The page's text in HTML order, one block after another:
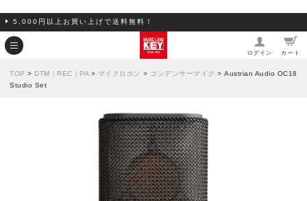
5,000円以上お買い上げで送料無料！
ログイン カート
TOP > DTM｜REC｜PA > マイクロホン > コンデンサーマイク > Austrian Audio OC18
Studio Set